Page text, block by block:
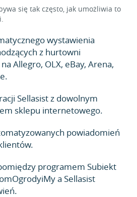
się tak często, jak umożliwia to
wystawienia
z hurtowni
Allegro, OLX, eBay, Arena,
Sellasist z dowolnym
sklepu internetowego.
powiadomień
programem Subiekt
a Sellasist